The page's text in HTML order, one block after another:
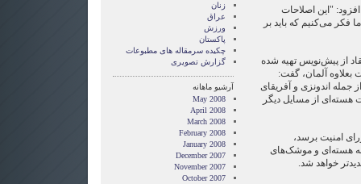
"این اصلاحات
فکر می‌کنیم که باید بر
از پیش‌نویس تهیه شده
آلمان، گفت:
جمله اندونزی و آفریقای
هسته‌ای از مسایل دیگر
شورای امنیت برسد،
هسته‌ای و موشک‌های
خواهد شد.
زنان
عراق
ورزش
پاکستان
چکیده سرمقاله های مطبوعات
گزارش تصويری
آرشیو ماهانه
May 2008
April 2008
March 2008
February 2008
January 2008
December 2007
November 2007
October 2007